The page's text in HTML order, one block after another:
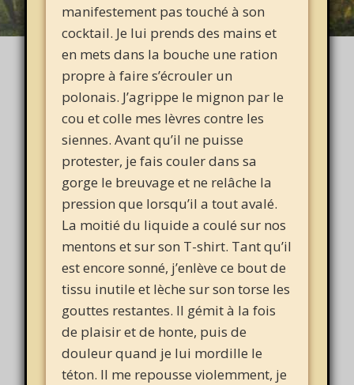
manifestement pas touché à son
cocktail. Je lui prends des mains et
en mets dans la bouche une ration
propre à faire s’écrouler un
polonais. J’agrippe le mignon par le
cou et colle mes lèvres contre les
siennes. Avant qu’il ne puisse
protester, je fais couler dans sa
gorge le breuvage et ne relâche la
pression que lorsqu’il a tout avalé.
La moitié du liquide a coulé sur nos
mentons et sur son T-shirt. Tant qu’il
est encore sonné, j’enlève ce bout de
tissu inutile et lèche sur son torse les
gouttes restantes. Il gémit à la fois
de plaisir et de honte, puis de
douleur quand je lui mordille le
téton. Il me repousse violemment, je